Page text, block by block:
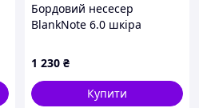
Бордовий несесер
BlankNote 6.0 шкіра
1 230 ₴
Купити